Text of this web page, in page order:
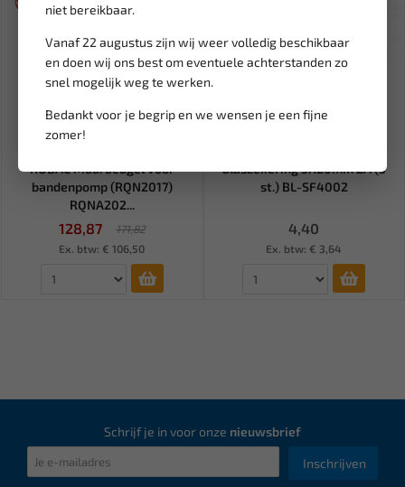
niet bereikbaar.
Vanaf 22 augustus zijn wij weer volledig beschikbaar
en doen wij ons best om eventuele achterstanden zo
snel mogelijk weg te werken.
Bedankt voor je begrip en we wensen je een fijne
zomer!Leverbaar
RODAC Muurbeugel voor
bandenpomp (RQN2017)
RQNA202...
128,87
171,82
Ex. btw: € 106,50
Glaszekering 5X20mm 2A (5
st.) BL-SF4002
4,40
Ex. btw: € 3,64
Schrijf je in voor onze nieuwsbrief
Inschrijven